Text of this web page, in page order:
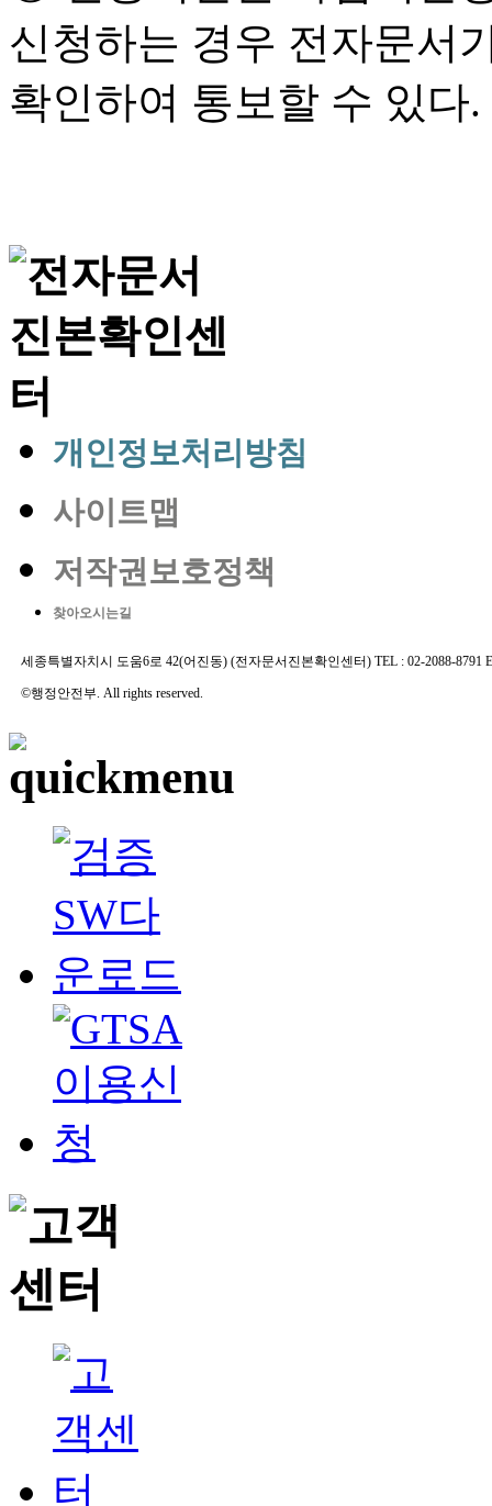
신청하는 경우 전자문서
확인하여 통보할 수 있다.
개인정보처리방침
사이트맵
저작권보호정책
찾아오시는길
세종특별자치시 도움6로 42(어진동) (전자문서진본확인센터) TEL : 02-2088-8791
©행정안전부. All rights reserved.